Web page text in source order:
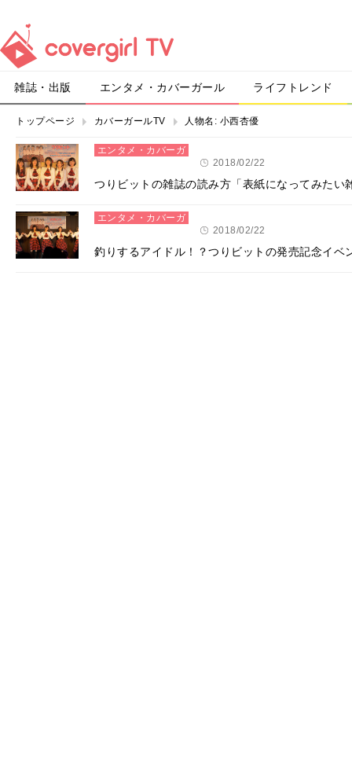
雑誌・出版 エンタメ・カバーガール ライフトレンド
トップページ カバーガールTV 人物名: 小西杏優
エンタメ・カバーガ
2018/02/22
つりビットの雑誌の読み方「表紙になってみたい
エンタメ・カバーガ
2018/02/22
釣りするアイドル！？つりビットの発売記念イベ